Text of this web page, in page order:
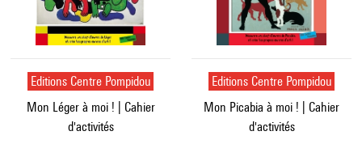
Editions Centre Pompidou
Mon Léger à moi ! | Cahier
d'activités
Editions Centre Pompidou
Mon Picabia à moi ! | Cahier
d'activités